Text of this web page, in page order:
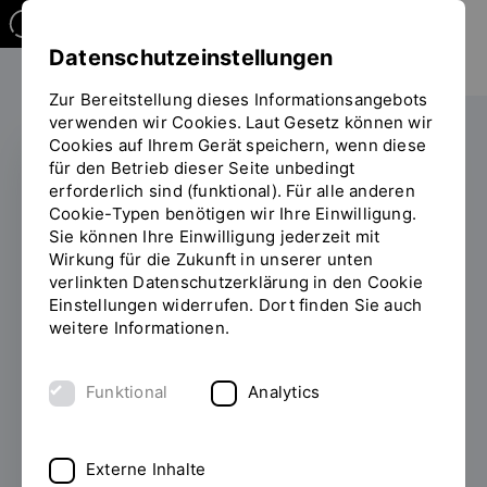
Studierende aller
MINT-Bereiche
aufgepasst! Du
brauchst einen Job?
Die junge Hochschule
Datenschutzeinstellungen
Zur Bereitstellung dieses Informationsangebots
verwenden wir Cookies. Laut Gesetz können wir
Cookies auf Ihrem Gerät speichern, wenn diese
für den Betrieb dieser Seite unbedingt
erforderlich sind (funktional). Für alle anderen
Cookie-Typen benötigen wir Ihre Einwilligung.
Sie können Ihre Einwilligung jederzeit mit
Wirkung für die Zukunft in unserer unten
verlinkten Datenschutzerklärung in den Cookie
Einstellungen widerrufen. Dort finden Sie auch
weitere Informationen.
Funktional Analytics
Externe Inhalte